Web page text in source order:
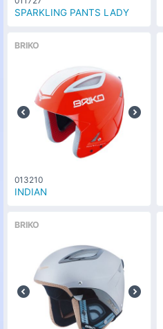
SPARKLING PANTS LADY
BRIKO
013210
INDIAN
BRIKO